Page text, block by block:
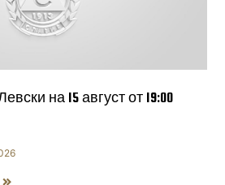
на 15 август от 19:00
»